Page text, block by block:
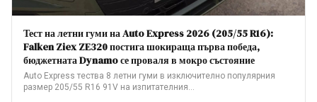
Тест на летни гуми на Auto Express 2026 (205/55 R16):
Falken Ziex ZE320 постига шокираща първа победа,
бюджетната Dynamo се проваля в мокро състояние
Auto Express тества 8 летни гуми в изключително популярния
размер 205/55 R16 91V на изпитателния…